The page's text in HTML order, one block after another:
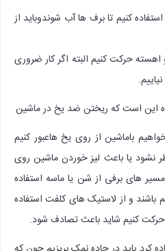
کنیم تا برف ها آب شوندوباید از
اهسته حرکت کنیم البته اگر کار ضروری
این است که ریختن ضد یخ در ماشین
باماشین از روی یخ هاعبور کنیم
نشود یا باعث لیز خوردن ماشین روی
های برفی از شن یا ماسه استفاده
و از لاستیک های کلفت استفاده
حرکت کنیم شاید باعث تصادف شود.